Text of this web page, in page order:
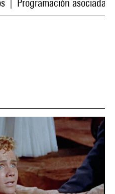
Programación asociada